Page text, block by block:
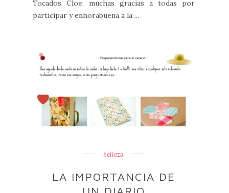
Tocados Cloe, muchas gracias a todas por
participar y enhorabuena a la ...
belleza
LA IMPORTANCIA DE